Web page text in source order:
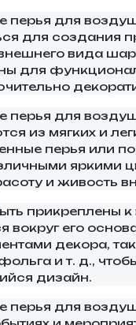
перья для
для создания
вида
для
перья для
из мягких и
перья или
яркими
и живость
прикреплены
вокруг его
декора,
и т. д.,
дизайн.
перья для